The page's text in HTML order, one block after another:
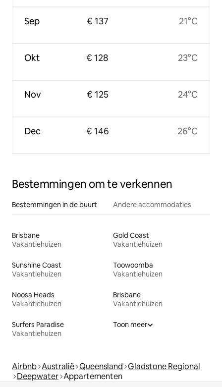
Sep
Okt
Nov
Dec
€ 137
€ 128
€ 125
€ 146
21°C
23°C
24°C
26°C
Bestemmingen om te verkennen
Bestemmingen in de buurt Andere accommodaties
Brisbane
Vakantiehuizen
Gold Coast
Vakantiehuizen
Sunshine Coast
Vakantiehuizen
Toowoomba
Vakantiehuizen
Noosa Heads
Vakantiehuizen
Brisbane
Vakantiehuizen
Surfers Paradise
Vakantiehuizen
Toon meer
Airbnb Australië Queensland Gladstone Regional
Deepwater Appartementen